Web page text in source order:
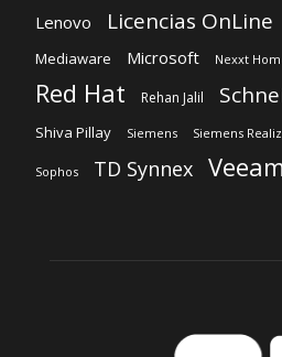
Lenovo Licencias OnLine
Mediaware Microsoft Nexxt
Red Hat Rehan Jalil
Shiva Pillay Siemens Siemens
Sophos TD Synnex